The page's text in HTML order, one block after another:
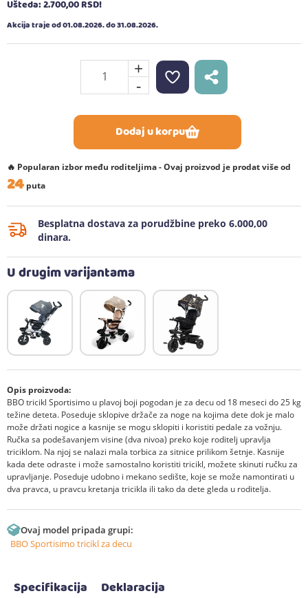
Ušteda: 2.700,00RSD!
Akcija traje od 01.08.2026. do 31.08.2026.
+
-
Dodaj u korpu
🔥 Popularan izbor među roditeljima - Ovaj proizvod je prodat više od
24 puta
Besplatna dostava za porudžbine preko 6.000,00
dinara.
U drugim varijantama
Opis proizvoda:
BBO tricikl Sportisimo u plavoj boji pogodan je za decu od 18 meseci do 25 kg
težine deteta. Poseduje sklopive držače za noge na kojima dete dok je malo
može držati nogice a kasnije se mogu sklopiti i koristiti pedale za vožnju.
Ručka sa podešavanjem visine (dva nivoa) preko koje roditelj upravlja
triciklom. Na njoj se nalazi mala torbica za sitnice prilikom šetnje. Kasnije
kada dete odraste i može samostalno koristiti tricikl, možete skinuti ručku za
upravljanje. Poseduje udobno i mekano sedište, koje se može namontirati u
dva pravca, u pravcu kretanja tricikla ili tako da dete gleda u roditelja.
Ovaj model pripada grupi:
BBO Sportisimo tricikl za decu
Specifikacija Deklaracija